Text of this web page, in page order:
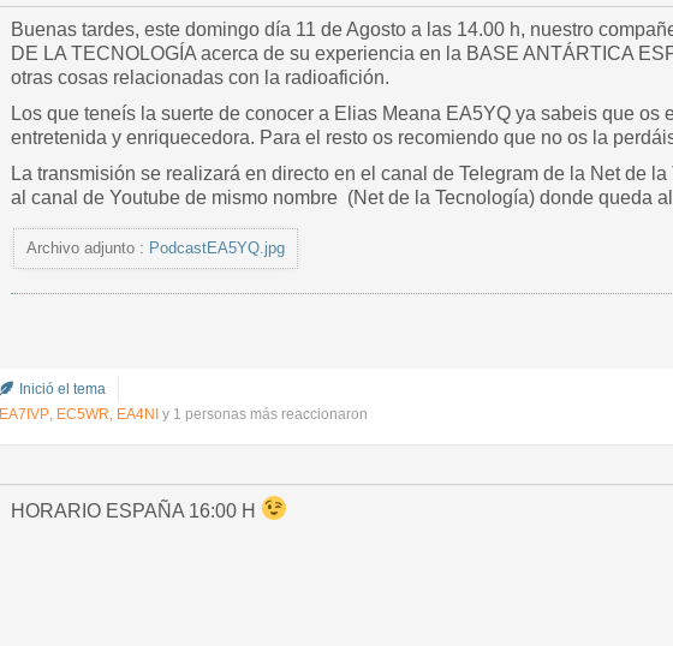
Buenas tardes, este domingo día 11 de Agosto a las 14.00 h, nuestro
DE LA TECNOLOGÍA acerca de su experiencia en la BASE ANTÁRTICA
otras cosas relacionadas con la radioafición.
Los que teneís la suerte de conocer a Elias Meana EA5YQ ya sabeis que os
entretenida y enriquecedora. Para el resto os recomiendo que no os la
La transmisión se realizará en directo en el canal de Telegram de la Net de
al canal de Youtube de mismo nombre (Net de la Tecnología) donde queda
Archivo adjunto : PodcastEA5YQ.jpg
Inició el tema
EA7IVP, EC5WR, EA4NI y 1 personas más reaccionaron
HORARIO ESPAÑA 16:00 H